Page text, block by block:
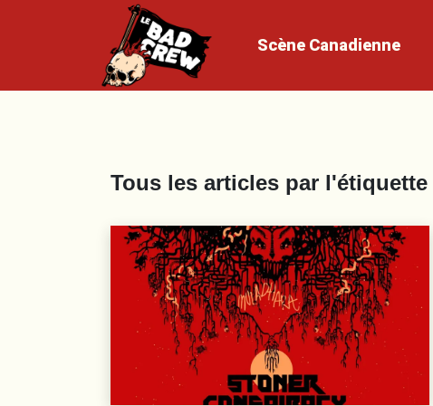
Scène Canadienne
Tous les articles par l'étiquette